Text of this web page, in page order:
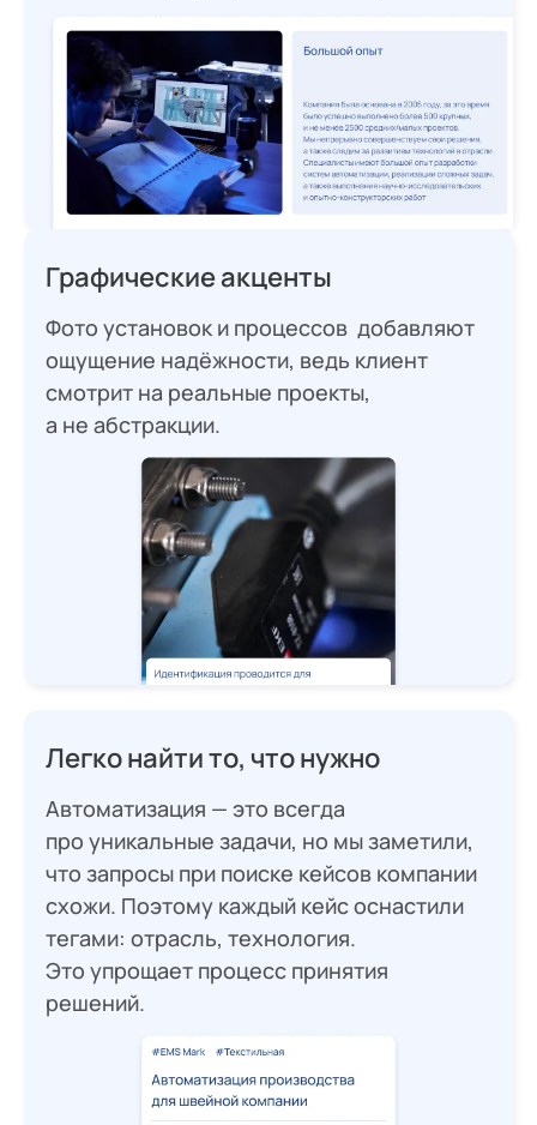
Графические акценты
Фото установок и процессов добавляют
ощущение надёжности, ведь клиент
смотрит на реальные проекты,
а не абстракции.
Легко найти то, что нужно
Автоматизация — это всегда
про уникальные задачи, но мы заметили,
что запросы при поиске кейсов компании
схожи. Поэтому каждый кейс оснастили
тегами: отрасль, технология.
Это упрощает процесс принятия
решений.